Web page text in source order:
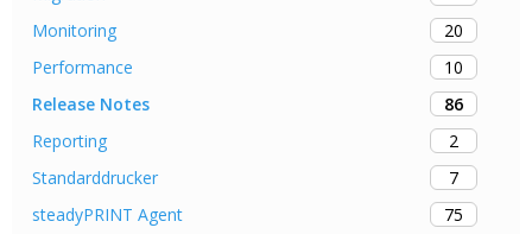
Monitoring
20
Performance
10
Release Notes
86
Reporting
2
Standarddrucker
7
steadyPRINT Agent
75